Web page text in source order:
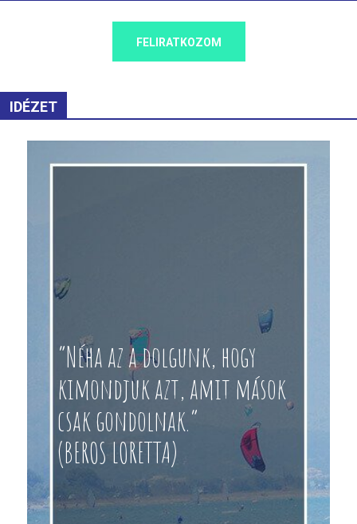
FELIRATKOZOM
IDÉZET
“Néha az a dolgunk, hogy
kimondjuk azt, amit mások
csak gondolnak.”
(BEROS LORETTA)